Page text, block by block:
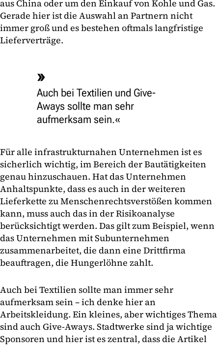
aus China oder um den Einkauf von Kohle und Gas.
Gerade hier ist die Auswahl an Partnern nicht
immer groß und es bestehen oftmals langfristige
Lieferverträge.
Auch bei Textilien und Give-
Aways sollte man sehr
aufmerksam sein.
Für alle infrastrukturnahen Unternehmen ist es
sicherlich wichtig, im Bereich der Bautätigkeiten
genau hinzuschauen. Hat das Unternehmen
Anhaltspunkte, dass es auch in der weiteren
Lieferkette zu Menschenrechtsverstößen kommen
kann, muss auch das in der Risikoanalyse
berücksichtigt werden. Das gilt zum Beispiel, wenn
das Unternehmen mit Subunternehmen
zusammenarbeitet, die dann eine Drittfirma
beauftragen, die Hungerlöhne zahlt.
Auch bei Textilien sollte man immer sehr
aufmerksam sein – ich denke hier an
Arbeitskleidung. Ein kleines, aber wichtiges Thema
sind auch Give-Aways. Stadtwerke sind ja wichtige
Sponsoren und hier ist es zentral, dass die Artikel